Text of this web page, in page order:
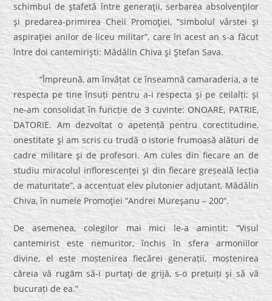
schimbul de ştafetă între generaţii, serbarea absolvenţilor
şi predarea-primirea Cheii Promoţiei, “simbolul vârstei şi
aspiraţiei anilor de liceu militar”, care în acest an s-a făcut
între doi cantemirişti: Mădălin Chiva şi Ştefan Sava.
“Împreună, am învățat ce înseamnă camaraderia, a te
respecta pe tine însuți pentru a-i respecta şi pe ceilalți; şi
ne-am consolidat în funcție de 3 cuvinte: ONOARE, PATRIE,
DATORIE. Am dezvoltat o apetență pentru corectitudine,
onestitate şi am scris cu trudă o istorie frumoasă alături de
cadre militare şi de profesori. Am cules din fiecare an de
studiu miracolul inflorescenței şi din fiecare greșeală lecția
de maturitate”, a accentuat elev plutonier adjutant, Mădălin
Chiva, în numele Promoţiei “Andrei Mureşanu – 200”.
De asemenea, colegilor mai mici le-a amintit: “Visul
cantemirist este nemuritor, închis în sfera armoniilor
divine, el este moștenirea fiecărei generații, moștenirea
căreia vă rugăm să-i purtaţi de grijă, s-o prețuiți şi să vă
bucurați de ea.”